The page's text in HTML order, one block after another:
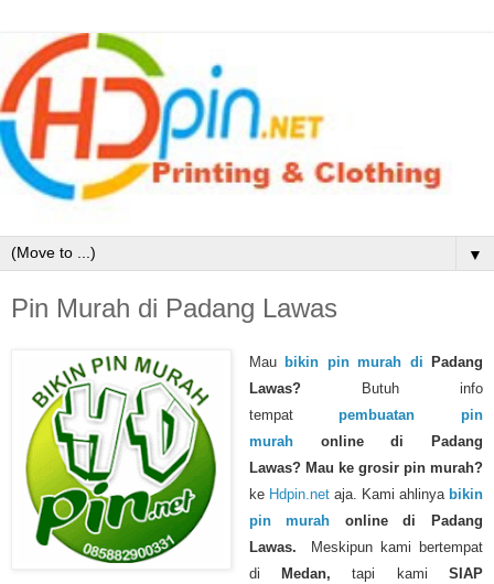
▼
Pin Murah di Padang Lawas
Mau bikin pin murah di
Padang
Lawas?
Butuh info
tempatpembuatan pin
murahonline di Padang
Lawas?Mau ke grosir pin murah?
ke Hdpin.net aja. Kami ahlinya bikin
pin murah online di Padang
Lawas.
Meskipun kami bertempat
di
Medan,tapi kamiSIAP